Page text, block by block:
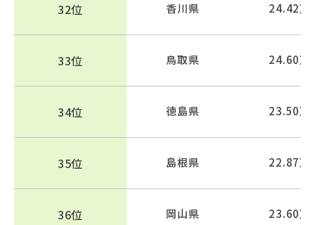
32位 香川県 24.42万
33位 鳥取県 24.60万
34位 徳島県 23.50万
35位 島根県 22.87万
36位 岡山県 23.60万